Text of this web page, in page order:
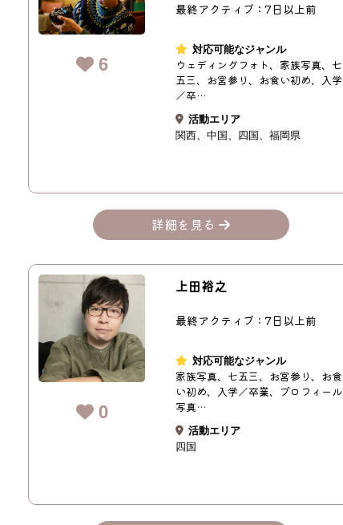
6
最終アクティブ：7日以上前
対応可能なジャンル
ウェディングフォト、家族写真、七
五三、お宮参り、お食い初め、入学
／卒…
活動エリア
関西
中国 四国 福岡県
詳細を見る
0
上田裕之
最終アクティブ：7日以上前
対応可能なジャンル
家族写真、七五三、お宮参り、お食
い初め、入学／卒業、プロフィール
写真…
活動エリア
四国